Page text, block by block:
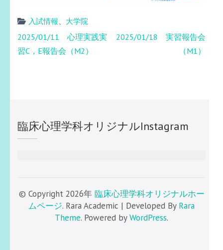
入試情報、 大学院
投
稿
シ
ョ
2025/01/11 心理実践実
習C，E報告会（M2）
2025/01/18 実習報告会
（M1）
臨床心理学科オリジナルInstagram
© Copyright 2026年 臨床心理学科オリジナルホー
ムページ. Rara Academic | Developed By Rara
Theme. Powered byWordPress.